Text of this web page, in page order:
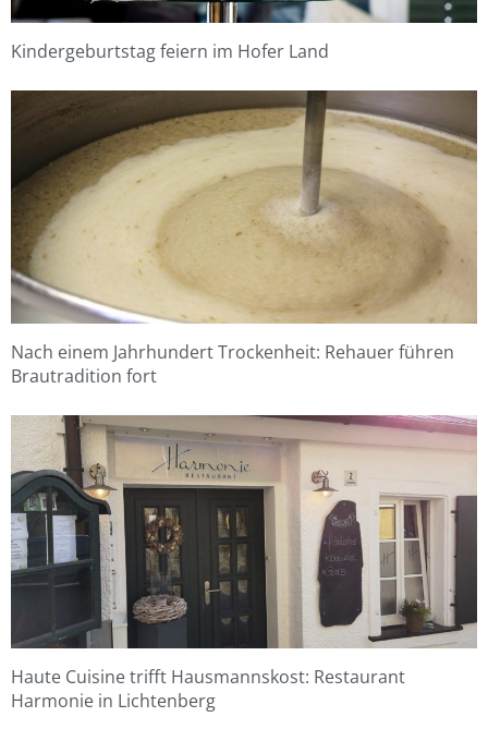
Kindergeburtstag feiern im Hofer Land
Nach einem Jahrhundert Trockenheit: Rehauer führen
Brautradition fort
Haute Cuisine trifft Hausmannskost: Restaurant
Harmonie in Lichtenberg